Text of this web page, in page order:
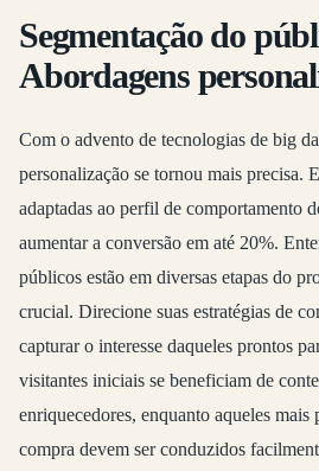
Segmentação do
Abordagens
Com o advento de tecnologias de big
personalização se tornou mais precisa.
adaptadas ao perfil de comportamento
aumentar a conversão em até 20%.
públicos estão em diversas etapas do
crucial. Direcione suas estratégias de
capturar o interesse daqueles prontos
visitantes iniciais se beneficiam de
enriquecedores, enquanto aqueles
compra devem ser conduzidos